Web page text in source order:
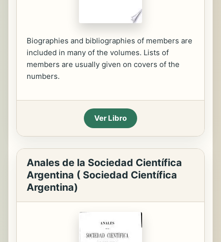
Biographies and bibliographies of members are
included in many of the volumes. Lists of
members are usually given on covers of the
numbers.
Ver Libro
Anales de la Sociedad Científica
Argentina ( Sociedad Científica
Argentina)